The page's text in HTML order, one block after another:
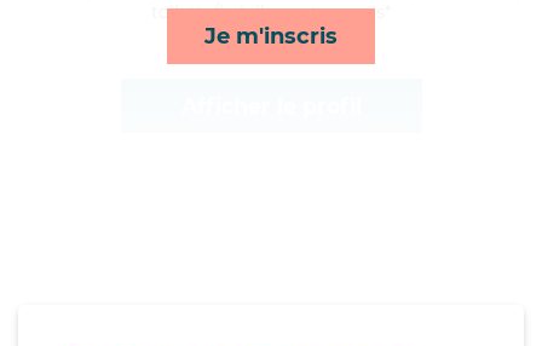
Je m'inscris
toilette/habillage et rappels*